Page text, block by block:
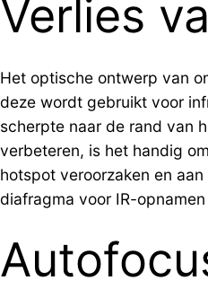
Verlies
Het optische ontwerp van
deze wordt gebruikt voor
scherpte naar de rand van
verbeteren, is het handig
hotspot veroorzaken en
diafragma voor IR-